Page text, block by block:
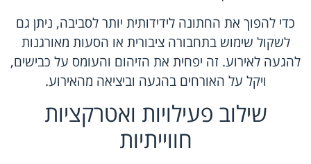
כדי להפוך את החתונה לידידותית יותר לסביבה, ניתן גם
לשקול שימוש בתחבורה ציבורית או הסעות מאורגנות
להגעה לאירוע. זה יפחית את הזיהום והעומס על כבישים,
ויקל על האורחים בהגעה וביציאה מהאירוע.
שילוב פעילויות ואטרקציות
חווייתיות